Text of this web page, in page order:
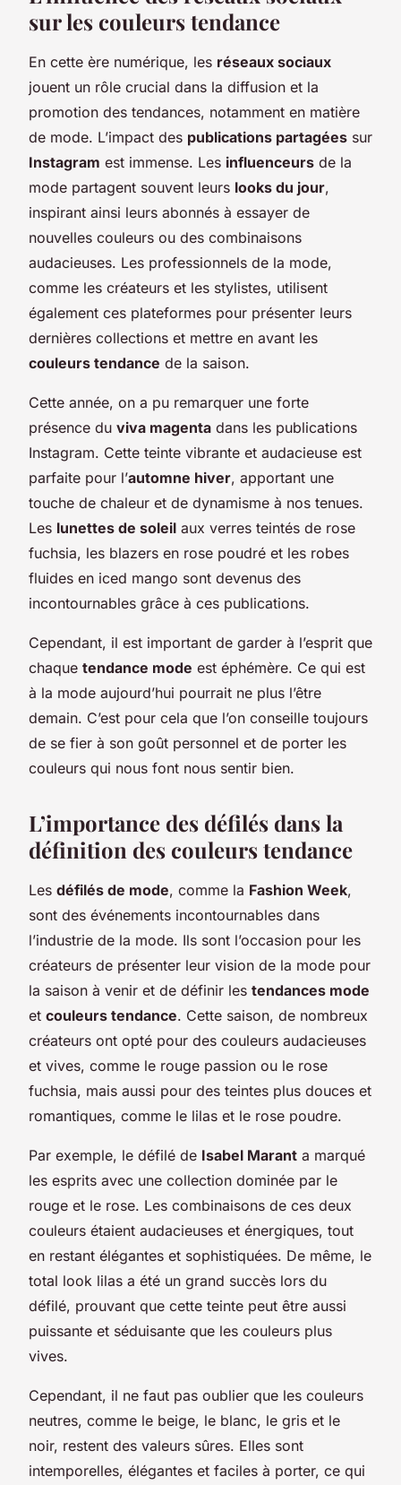
sur les couleurs tendance
En cette ère numérique, les réseaux sociaux
jouent un rôle crucial dans la diffusion et la
promotion des tendances, notamment en matière
de mode. L’impact des publications partagées sur
Instagram est immense. Les influenceurs de la
mode partagent souvent leurs looks du jour,
inspirant ainsi leurs abonnés à essayer de
nouvelles couleurs ou des combinaisons
audacieuses. Les professionnels de la mode,
comme les créateurs et les stylistes, utilisent
également ces plateformes pour présenter leurs
dernières collections et mettre en avant les
couleurs tendance de la saison.
Cette année, on a pu remarquer une forte
présence du viva magenta dans les publications
Instagram. Cette teinte vibrante et audacieuse est
parfaite pour l’automne hiver, apportant une
touche de chaleur et de dynamisme à nos tenues.
Les lunettes de soleil aux verres teintés de rose
fuchsia, les blazers en rose poudré et les robes
fluides en iced mango sont devenus des
incontournables grâce à ces publications.
Cependant, il est important de garder à l’esprit que
chaque tendance mode est éphémère. Ce qui est
à la mode aujourd’hui pourrait ne plus l’être
demain. C’est pour cela que l’on conseille toujours
de se fier à son goût personnel et de porter les
couleurs qui nous font nous sentir bien.
L’importance des défilés dans la
définition des couleurs tendance
Les défilés de mode, comme la Fashion Week,
sont des événements incontournables dans
l’industrie de la mode. Ils sont l’occasion pour les
créateurs de présenter leur vision de la mode pour
la saison à venir et de définir les tendances mode
et couleurs tendance. Cette saison, de nombreux
créateurs ont opté pour des couleurs audacieuses
et vives, comme le rouge passion ou le rose
fuchsia, mais aussi pour des teintes plus douces et
romantiques, comme le lilas et le rose poudre.
Par exemple, le défilé de Isabel Marant a marqué
les esprits avec une collection dominée par le
rouge et le rose. Les combinaisons de ces deux
couleurs étaient audacieuses et énergiques, tout
en restant élégantes et sophistiquées. De même, le
total look lilas a été un grand succès lors du
défilé, prouvant que cette teinte peut être aussi
puissante et séduisante que les couleurs plus
vives.
Cependant, il ne faut pas oublier que les couleurs
neutres, comme le beige, le blanc, le gris et le
noir, restent des valeurs sûres. Elles sont
intemporelles, élégantes et faciles à porter, ce qui